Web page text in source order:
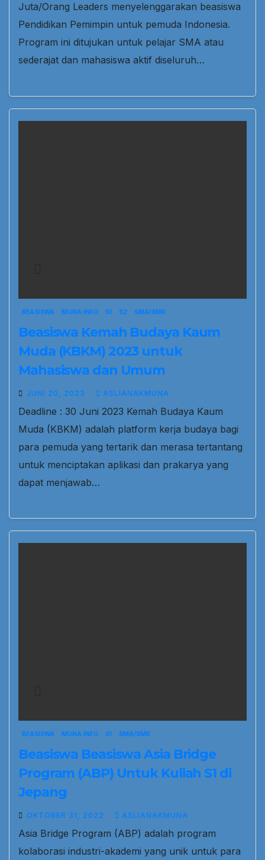
Juta/Orang Leaders menyelenggarakan beasiswa
Pendidikan Pemimpin untuk pemuda Indonesia.
Program ini ditujukan untuk pelajar SMA atau
sederajat dan mahasiswa aktif diseluruh…
BEASISWA MUNA.INFO S1 S2 SMA/SMK
Beasiswa Kemah Budaya Kaum
Muda (KBKM) 2023 untuk
Mahasiswa dan Umum
JUNI 20, 2023 ASLIANAKMUNA
Deadline : 30 Juni 2023 Kemah Budaya Kaum
Muda (KBKM) adalah platform kerja budaya bagi
para pemuda yang tertarik dan merasa tertantang
untuk menciptakan aplikasi dan prakarya yang
dapat menjawab…
BEASISWA MUNA.INFO S1 SMA/SMK
Beasiswa Beasiswa Asia Bridge
Program (ABP) Untuk Kuliah S1 di
Jepang
OKTOBER 31, 2022 ASLIANAKMUNA
Asia Bridge Program (ABP) adalah program
kolaborasi industri-akademi yang unik untuk para